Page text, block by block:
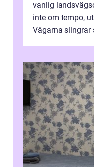
vanlig
inte om tempo,
Vägarna slingrar